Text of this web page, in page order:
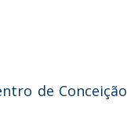
de Conceição